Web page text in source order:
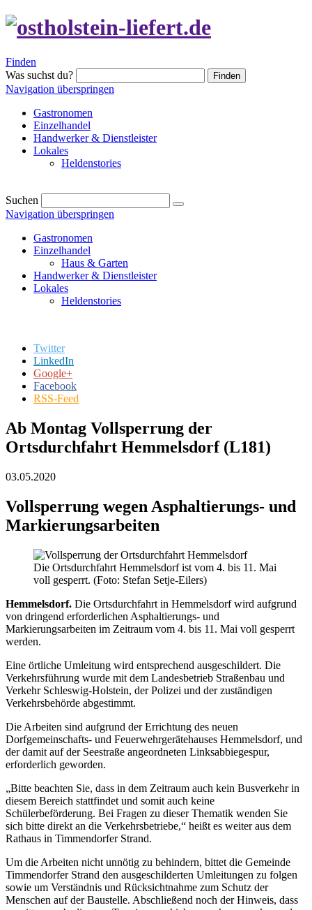
Finden
Was suchst du?
Finden
Navigation überspringen
Gastronomen
Einzelhandel
Handwerker & Dienstleister
Lokales
Heldenstories
Suchen
Navigation überspringen
Gastronomen
Einzelhandel
Haus & Garten
Handwerker & Dienstleister
Lokales
Heldenstories
Twitter
LinkedIn
Google+
Facebook
RSS-Feed
Ab Montag Vollsperrung der
Ortsdurchfahrt Hemmelsdorf (L181)
03.05.2020
Vollsperrung wegen Asphaltierungs- und
Markierungsarbeiten
Die Ortsdurchfahrt Hemmelsdorf ist vom 4. bis 11. Mai
voll gesperrt. (Foto: Stefan Setje-Eilers)
Hemmelsdorf. Die Ortsdurchfahrt in Hemmelsdorf wird aufgrund
von dringend erforderlichen Asphaltierungs- und
Markierungsarbeiten im Zeitraum vom 4. bis 11. Mai voll gesperrt
werden.
Eine örtliche Umleitung wird entsprechend ausgeschildert. Die
Verkehrsführung wurde mit dem Landesbetrieb Straßenbau und
Verkehr Schleswig-Holstein, der Polizei und der zuständigen
Verkehrsbehörde abgestimmt.
Die Arbeiten sind aufgrund der Errichtung des neuen
Dorfgemeinschafts- und Feuerwehrgerätehauses Hemmelsdorf, und
der damit auf der Seestraße angeordneten Linksabbiegespur,
erforderlich geworden.
„Bitte beachten Sie, dass in dem Zeitraum auch kein Busverkehr in
diesem Bereich stattfindet und somit auch keine
Schülerbeförderung. Bei Fragen zu dieser Thematik wenden Sie
sich bitte direkt an die Verkehrsbetriebe,“ heißt es weiter aus dem
Rathaus in Timmendorfer Strand.
Um die Arbeiten nicht unnötig zu behindern, bittet die Gemeinde
Timmendorfer Strand den ausgeschilderten Umleitungen zu folgen
sowie um Verständnis und Rücksichtnahme zum Schutz der
Menschen auf der Baustelle. Abschließend noch der Hinweis, dass